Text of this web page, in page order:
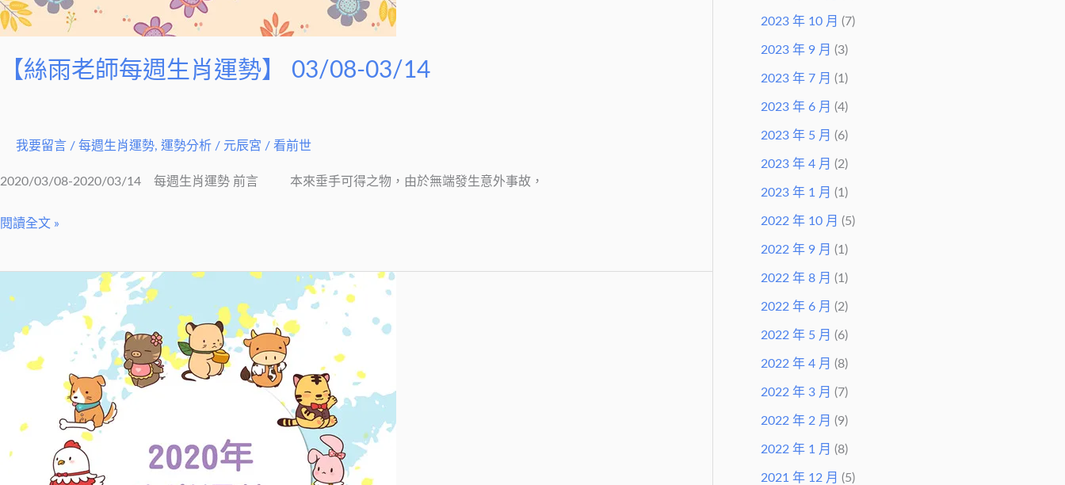
【絲雨老師每週生肖運勢】 03/08-03/14
我要留言 / 每週生肖運勢, 運勢分析 / 元辰宮 / 看前世
2020/03/08-2020/03/14 每週生肖運勢 前言 本來垂手可得之物，由於無端發生意外事故，
閱讀全文 »
雨
師
2023 年 10 月 (7)
2023 年 9 月 (3)
2023 年 7 月 (1)
2023 年 6 月 (4)
2023 年 5 月 (6)
2023 年 4 月 (2)
2023 年 1 月 (1)
2022 年 10 月 (5)
2022 年 9 月 (1)
2022 年 8 月 (1)
2022 年 6 月 (2)
2022 年 5 月 (6)
2022 年 4 月 (8)
2022 年 3 月 (7)
2022 年 2 月 (9)
2022 年 1 月 (8)
2021 年 12 月 (5)